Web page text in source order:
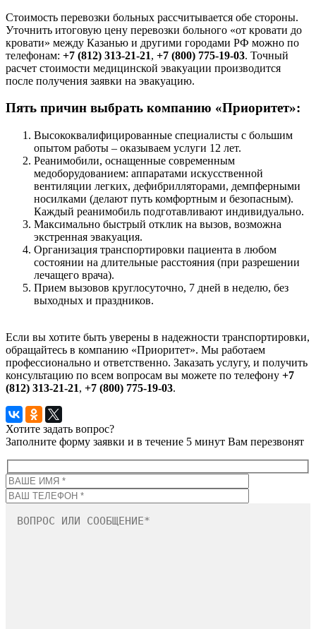
Стоимость перевозки больных рассчитывается обе стороны.
Уточнить итоговую цену перевозки больного «от кровати до
кровати» между Казанью и другими городами РФ можно по
телефонам: +7 (812) 313-21-21, +7 (800) 775-19-03. Точный
расчет стоимости медицинской эвакуации производится
после получения заявки на эвакуацию.
Пять причин выбрать компанию «Приоритет»:
Высококвалифицированные специалисты с большим
опытом работы – оказываем услуги 12 лет.
Реанимобили, оснащенные современным
медоборудованием: аппаратами искусственной
вентиляции легких, дефибрилляторами, демпферными
носилками (делают путь комфортным и безопасным).
Каждый реанимобиль подготавливают индивидуально.
Максимально быстрый отклик на вызов, возможна
экстренная эвакуация.
Организация транспортировки пациента в любом
состоянии на длительные расстояния (при разрешении
лечащего врача).
Прием вызовов круглосуточно, 7 дней в неделю, без
выходных и праздников.
Если вы хотите быть уверены в надежности транспортировки,
обращайтесь в компанию «Приоритет». Мы работаем
профессионально и ответственно. Заказать услугу, и получить
консультацию по всем вопросам вы можете по телефону +7
(812) 313-21-21, +7 (800) 775-19-03.
Хотите задать вопрос?
Заполните форму заявки и в течение 5 минут Вам перезвонят